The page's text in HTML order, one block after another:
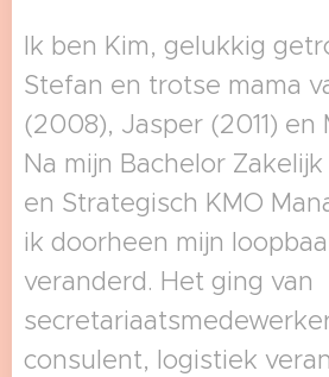
Ik ben Kim, gelukkig
Stefan en trotse mama
(2008), Jasper (2011) en
Na mijn Bachelor
en Strategisch KMO
ik doorheen mijn
veranderd. Het ging van
consulent, logistiek